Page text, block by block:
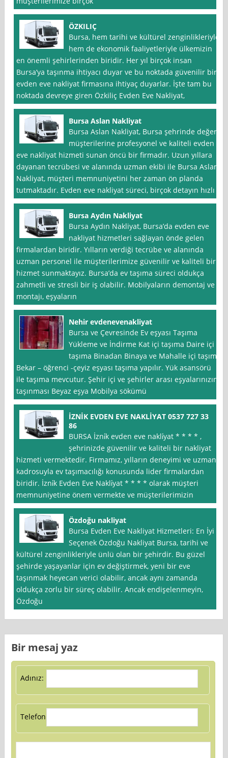
ÖZKILIÇ
Bursa, hem tarihi ve kültürel zenginlikleriyle
hem de ekonomik faaliyetleriyle ülkemizin
en önemli şehirlerinden biridir. Her yıl birçok insan
Bursa’ya taşınma ihtiyacı duyar ve bu noktada güvenilir bir
evden eve nakliyat firmasına ihtiyaç duyarlar. İşte tam bu
noktada devreye giren Özkiliç Evden Eve Nakliyat,
Bursa Aslan Nakliyat
Bursa Aslan Nakliyat, Bursa şehrinde değerli
müşterilerine profesyonel ve kaliteli evden
eve nakliyat hizmeti sunan öncü bir firmadır. Uzun yıllara
dayanan tecrübesi ve alanında uzman ekibi ile Bursa Aslan
Nakliyat, müşteri memnuniyetini her zaman ön planda
tutmaktadır. Evden eve nakliyat süreci, birçok detayın hızlı
Bursa Aydın Nakliyat
Bursa Aydın Nakliyat, Bursa’da evden eve
nakliyat hizmetleri sağlayan önde gelen
firmalardan biridir. Yılların verdiği tecrübe ve alanında
uzman personel ile müşterilerimize güvenilir ve kaliteli bir
hizmet sunmaktayız. Bursa’da ev taşıma süreci oldukça
zahmetli ve stresli bir iş olabilir. Mobilyaların demontaj ve
montajı, eşyaların
Nehir evdenevenakliyat
Bursa ve Çevresinde Ev eşyası Taşıma
Yükleme ve İndirme Kat içi taşıma Daire içi
taşıma Binadan Binaya ve Mahalle içi taşıma
Bekar – öğrenci -çeyiz eşyası taşıma yapılır. Yük asansörü
ile taşıma mevcutur. Şehir içi ve şehirler arası eşyalarınızın
taşınması Beyaz eşya Mobilya sökümü
İZNİK EVDEN EVE NAKLİYAT 0537 727 33
86
BURSA İzni̇k evden eve nakli̇yat * * * * ,
şehrinizde güvenilir ve kaliteli bir nakliyat
hizmeti vermektedir. Firmamız, yılların deneyimi ve uzman
kadrosuyla ev taşımacılığı konusunda lider firmalardan
biridir. İzni̇k Evden Eve Nakli̇yat * * * * olarak müşteri
memnuniyetine önem vermekte ve müşterilerimizin
Özdoğu nakliyat
Bursa Evden Eve Nakliyat Hizmetleri: En İyi
Seçenek Özdoğu Nakliyat Bursa, tarihi ve
kültürel zenginlikleriyle ünlü olan bir şehirdir. Bu güzel
şehirde yaşayanlar için ev değiştirmek, yeni bir eve
taşınmak heyecan verici olabilir, ancak aynı zamanda
oldukça zorlu bir süreç olabilir. Ancak endişelenmeyin,
Özdoğu
Bir mesaj yaz
Adınız:
Telefon: